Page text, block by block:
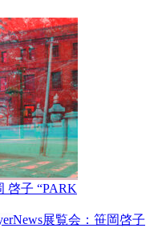
啓子 “PARK
News展覧会：笹岡啓子